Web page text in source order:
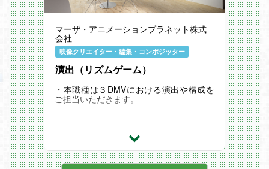
マーザ・アニメーションプラネット株式
会社
映像クリエイター・編集・コンポジッター
演出（リズムゲーム）
・本職種は３DMVにおける演出や構成を
ご担当いただきます。